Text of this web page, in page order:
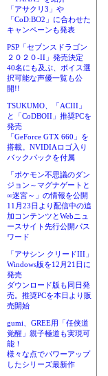
「アサクリ3」や
「CoD:BO2」に合わせた
キャンペーンも発表
PSP「セブンスドラゴン
２０２０-II」発売決定
40名にも及ぶ、ボイス選
択可能な声優一覧も公
開!!
TSUKUMO、「ACIII」
と「CoDBOII」推奨PCを
発売
「GeForce GTX 660」を
搭載。NVIDIAロゴ入り
バックパックを付属
「ポケモン不思議のダン
ジョン～マグナゲートと
∞迷宮～」の情報を公開
11月23日より配信中の追
加コンテンツとWebニュ
ースサイト先行公開パス
ワード
「アサシン クリードIII」
Windows版を12月21日に
発売
ダウンロード版も同日発
売。推奨PCを本日より販
売開始
gumi、GREE用「任侠道
覚醒」親子極道も実現可
能！
様々な点でパワーアップ
したシリーズ最新作